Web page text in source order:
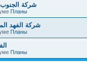
شركة
Планы
شركة الفهد
Планы
Планы